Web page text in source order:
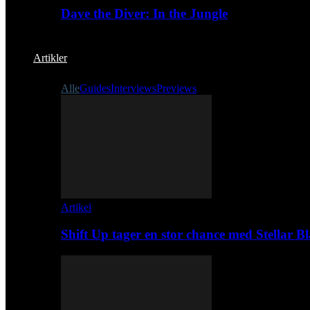
Dave the Diver: In the Jungle
Artikler
AlleGuidesInterviewsPreviews
Artikel
Shift Up tager en stor chance med Stellar